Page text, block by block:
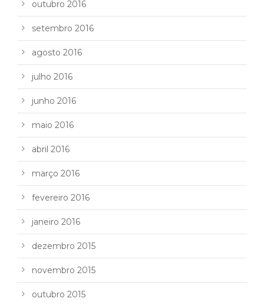
outubro 2016
setembro 2016
agosto 2016
julho 2016
junho 2016
maio 2016
abril 2016
março 2016
fevereiro 2016
janeiro 2016
dezembro 2015
novembro 2015
outubro 2015